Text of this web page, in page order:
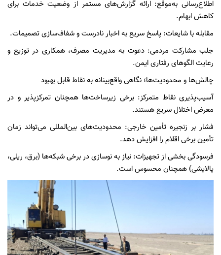
اطلاع‌رسانی به‌موقع: ارائه گزارش‌های مستمر از وضعیت خدمات برای
کاهش ابهام.
مقابله با شایعات: پاسخ سریع به اخبار نادرست و شفاف‌سازی تصمیمات.
جلب مشارکت مردمی: دعوت به مدیریت مصرف، همکاری در توزیع و
رعایت الگوهای رفتاری ایمن.
چالش‌ها و محدودیت‌ها؛ نگاهی واقع‌بینانه به نقاط قابل بهبود
آسیب‌پذیری نقاط متمرکز: برخی زیرساخت‌ها همچنان تمرکزپذیر و در
معرض اختلال سریع هستند.
فشار بر زنجیره تأمین خارجی: محدودیت‌های بین‌المللی می‌تواند زمان
تأمین برخی اقلام را افزایش دهد.
فرسودگی بخشی از تجهیزات: نیاز به نوسازی در برخی شبکه‌ها (برق، ریلی،
پالایشی) همچنان محسوس است.